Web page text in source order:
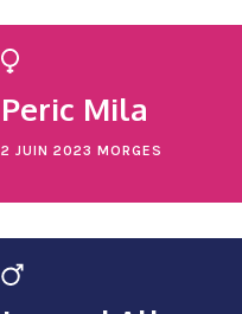
Peric Mila
2 JUIN 2023 MORGES